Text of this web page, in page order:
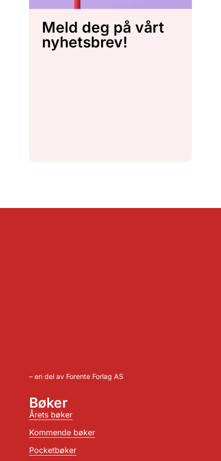
Meld deg på vårt
nyhetsbrev!
– en del av Forente Forlag AS
Bøker
Årets bøker
Kommende bøker
Pocketbøker